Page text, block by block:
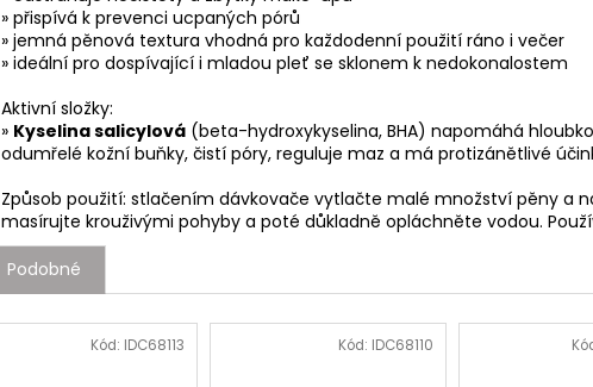
» přispívá k prevenci ucpaných pórů
» jemná pěnová textura vhodná pro každodenní použití ráno i večer
» ideální pro dospívající i mladou pleť se sklonem k nedokonalostem
Aktivní složky:
» Kyselina salicylová (beta-hydroxykyselina, BHA) napomáhá
odumřelé kožní buňky, čistí póry, reguluje maz a má protizánětlivé
Způsob použití: stlačením dávkovače vytlačte malé množství pěny a
masírujte krouživými pohyby a poté důkladně opláchněte vodou.
Podobné
Kód: IDC68113 Kód: IDC68110